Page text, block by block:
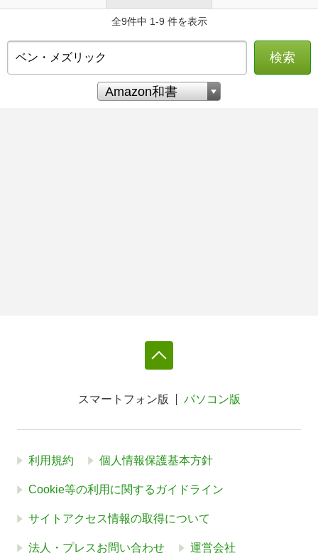
全9件中 1-9 件を表示
検索
スマートフォン版 パソコン版
利用規約 個人情報保護基本方針
Cookie等の利用に関するガイドライン
サイトアクセス情報の取得について
法人・プレスお問い合わせ 運営会社